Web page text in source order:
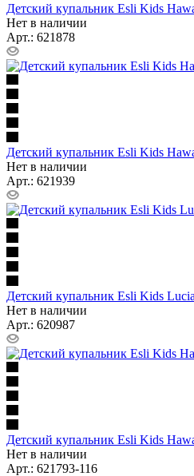
Детский купальник Esli Kids
Нет в наличии
Арт.: 621878
Детский купальник Esli Kids
Нет в наличии
Арт.: 621939
Детский купальник Esli Kids
Нет в наличии
Арт.: 620987
Детский купальник Esli Kids
Нет в наличии
Арт.: 621793-116